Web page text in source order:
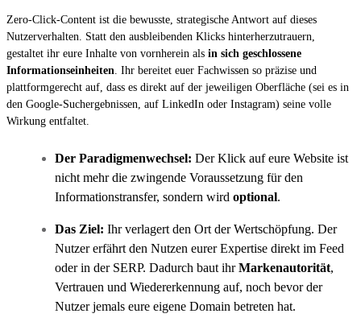
Zero-Click-Content ist die bewusste, strategische Antwort auf dieses
Nutzerverhalten. Statt den ausbleibenden Klicks hinterherzutrauern,
gestaltet ihr eure Inhalte von vornherein als in sich geschlossene
Informationseinheiten. Ihr bereitet euer Fachwissen so präzise und
plattformgerecht auf, dass es direkt auf der jeweiligen Oberfläche (sei es in
den Google-Suchergebnissen, auf LinkedIn oder Instagram) seine volle
Wirkung entfaltet.
Der Paradigmenwechsel: Der Klick auf eure Website ist
nicht mehr die zwingende Voraussetzung für den
Informationstransfer, sondern wird optional.
Das Ziel: Ihr verlagert den Ort der Wertschöpfung. Der
Nutzer erfährt den Nutzen eurer Expertise direkt im Feed
oder in der SERP. Dadurch baut ihrMarkenautorität,
Vertrauen und Wiedererkennung auf, noch bevor der
Nutzer jemals eure eigene Domain betreten hat.